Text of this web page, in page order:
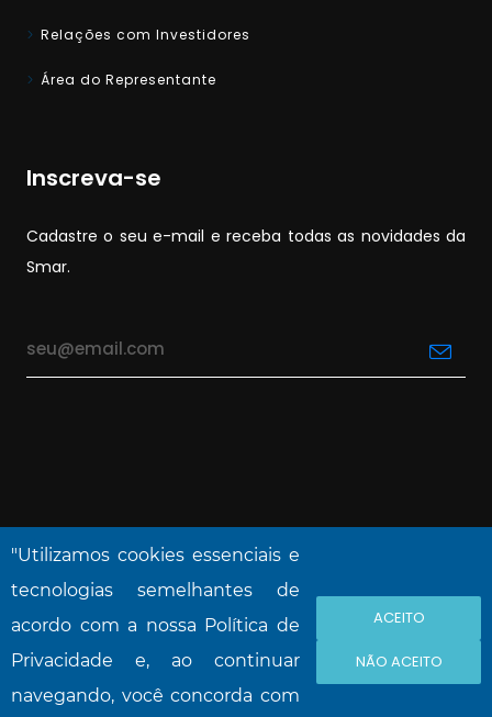
Relações com Investidores
Área do Representante
Inscreva-se
Cadastre o seu e-mail e receba todas as novidades da
Smar.
NOVA SMAR S/A © 2026. Todos os direitos
"Utilizamos cookies essenciais e
tecnologias semelhantes de
acordo com a nossa Política de
Privacidade e, ao continuar
navegando, você concorda com
ACEITO
NÃO ACEITO